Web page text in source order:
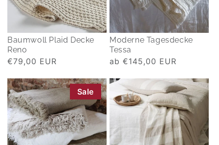
Baumwoll Plaid Decke
Reno
Normaler
€79,00 EUR
Moderne Tagesdecke
Tessa
Normaler
ab €145,00 EUR
Sale